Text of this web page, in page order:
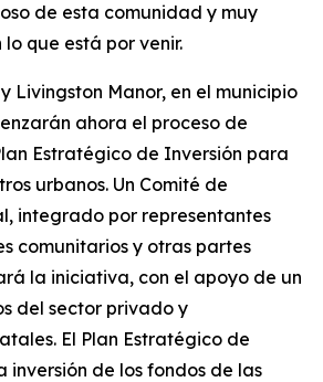
de esta comunidad y muy
que está por venir.
Livingston Manor, en el municipio
ahora el proceso de
Estratégico de Inversión para
urbanos. Un Comité de
integrado por representantes
comunitarios y otras partes
la iniciativa, con el apoyo de un
del sector privado y
El Plan Estratégico de
inversión de los fondos de las